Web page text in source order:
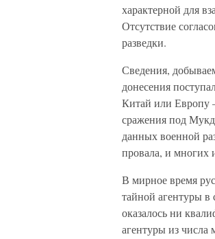
характерной для
Отсутствие
разведки.
Сведения,
донесения
Китай или Европу
сражения под
данных военной
провала, и многих
В мирное время
тайной агентуры в
оказалось ни
агентуры из числа